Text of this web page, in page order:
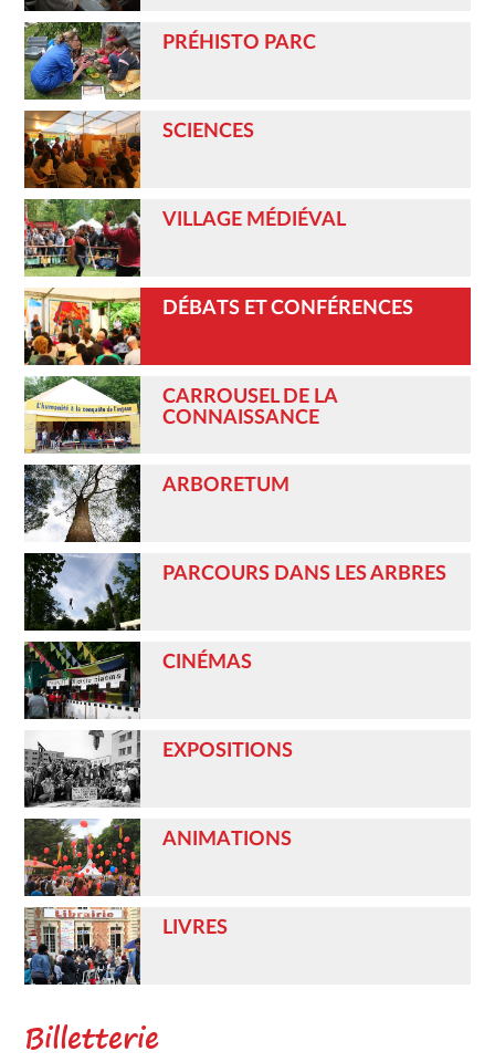
PRÉHISTO PARC
SCIENCES
VILLAGE MÉDIÉVAL
DÉBATS ET CONFÉRENCES
CARROUSEL DE LA
CONNAISSANCE
ARBORETUM
PARCOURS DANS LES ARBRES
CINÉMAS
EXPOSITIONS
ANIMATIONS
LIVRES
Billetterie